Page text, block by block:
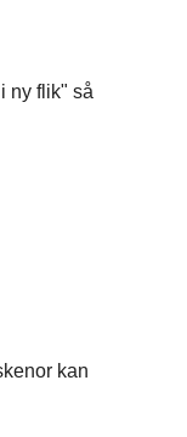
ny flik" så
kan